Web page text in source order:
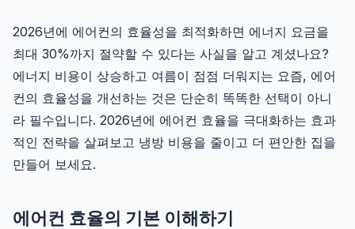
2026년에 에어컨의 효율성을 최적화하면 에너지 요금을
최대 30%까지 절약할 수 있다는 사실을 알고 계셨나요?
에너지 비용이 상승하고 여름이 점점 더워지는 요즘, 에어
컨의 효율성을 개선하는 것은 단순히 똑똑한 선택이 아니
라 필수입니다. 2026년에 에어컨 효율을 극대화하는 효과
적인 전략을 살펴보고 냉방 비용을 줄이고 더 편안한 집을
만들어 보세요.
에어컨 효율의 기본 이해하기